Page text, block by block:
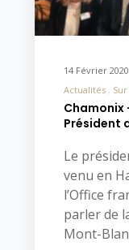
14 Février 2020
Actualités
Chamonix
Président
Le
venu en
l’Office
parler de
Mont-